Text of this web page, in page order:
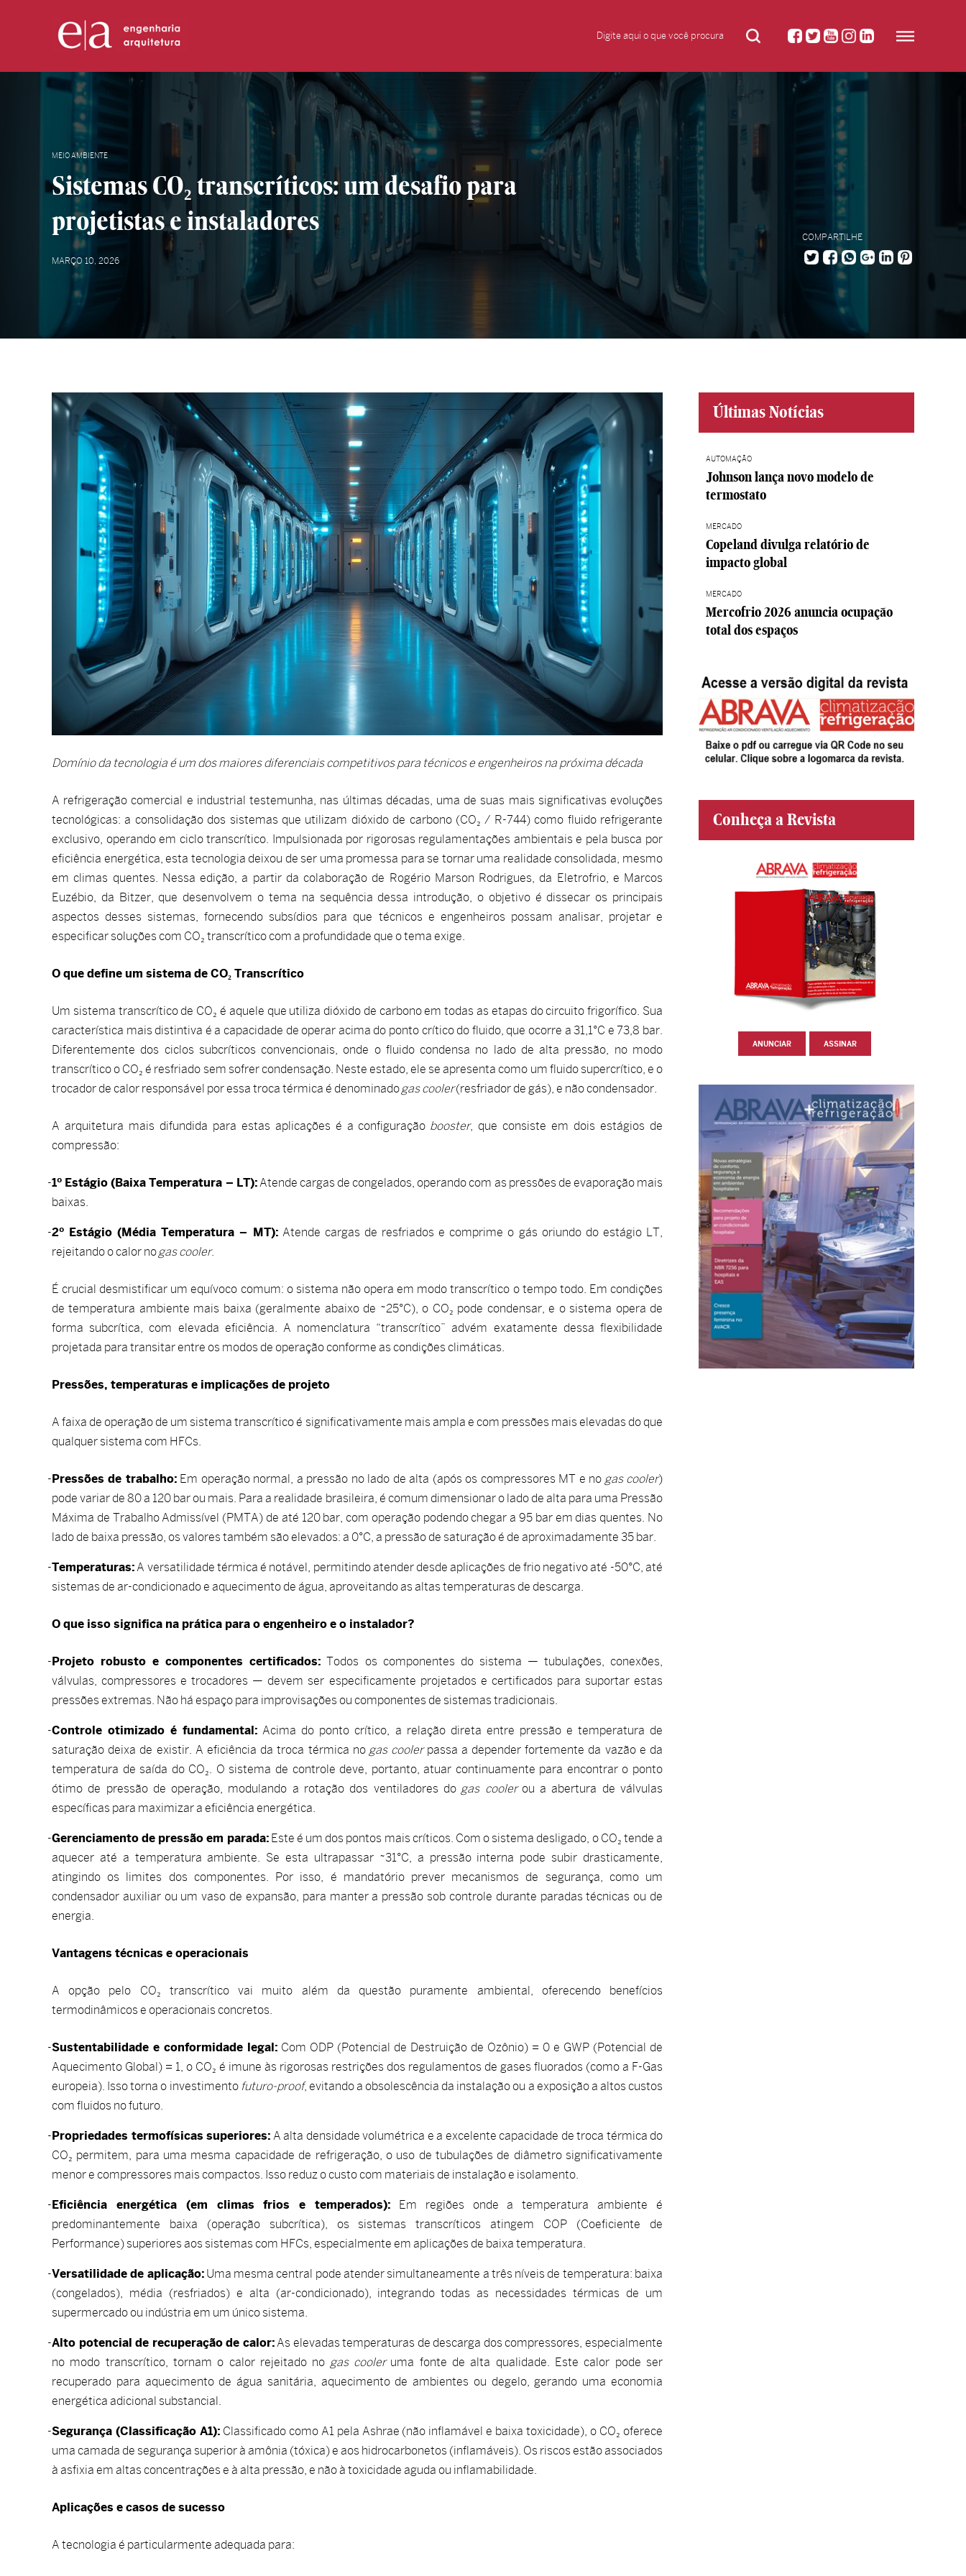
MEIO AMBIENTE
Sistemas CO₂ transcríticos: um desafio para
projetistas e instaladores
MARÇO 10, 2026
COMPARTILHE
Domínio da tecnologia é um dos maiores diferenciais competitivos para técnicos e engenheiros na próxima década
A refrigeração comercial e industrial testemunha, nas últimas décadas, uma de suas mais significativas evoluções
tecnológicas: a consolidação dos sistemas que utilizam dióxido de carbono (CO₂ / R-744) como fluido refrigerante
exclusivo, operando em ciclo transcrítico. Impulsionada por rigorosas regulamentações ambientais e pela busca por
eficiência energética, esta tecnologia deixou de ser uma promessa para se tornar uma realidade consolidada, mesmo
em climas quentes. Nessa edição, a partir da colaboração de Rogério Marson Rodrigues, da Eletrofrio, e Marcos
Euzébio, da Bitzer, que desenvolvem o tema na sequência dessa introdução, o objetivo é dissecar os principais
aspectos desses sistemas, fornecendo subsídios para que técnicos e engenheiros possam analisar, projetar e
especificar soluções com CO₂ transcrítico com a profundidade que o tema exige.
O que define um sistema de CO₂ Transcrítico
Um sistema transcrítico de CO₂ é aquele que utiliza dióxido de carbono em todas as etapas do circuito frigorífico. Sua
característica mais distintiva é a capacidade de operar acima do ponto crítico do fluido, que ocorre a 31,1°C e 73,8 bar.
Diferentemente dos ciclos subcríticos convencionais, onde o fluido condensa no lado de alta pressão, no modo
transcrítico o CO₂ é resfriado sem sofrer condensação. Neste estado, ele se apresenta como um fluido supercrítico, e o
trocador de calor responsável por essa troca térmica é denominadogas cooler(resfriador de gás), e não condensador.
A arquitetura mais difundida para estas aplicações é a configuração booster, que consiste em dois estágios de
compressão:
1º Estágio (Baixa Temperatura – LT): Atende cargas de congelados, operando com as pressões de evaporação mais
baixas.
2º Estágio (Média Temperatura – MT): Atende cargas de resfriados e comprime o gás oriundo do estágio LT,
rejeitando o calor nogas cooler.
É crucial desmistificar um equívoco comum: o sistema não opera em modo transcrítico o tempo todo. Em condições
de temperatura ambiente mais baixa (geralmente abaixo de ~25°C), o CO₂ pode condensar, e o sistema opera de
forma subcrítica, com elevada eficiência. A nomenclatura “transcrítico” advém exatamente dessa flexibilidade
projetada para transitar entre os modos de operação conforme as condições climáticas.
Pressões, temperaturas e implicações de projeto
A faixa de operação de um sistema transcrítico é significativamente mais ampla e com pressões mais elevadas do que
qualquer sistema com HFCs.
Pressões de trabalho: Em operação normal, a pressão no lado de alta (após os compressores MT e no gas cooler)
pode variar de 80 a 120 bar ou mais. Para a realidade brasileira, é comum dimensionar o lado de alta para uma Pressão
Máxima de Trabalho Admissível (PMTA) de até 120 bar, com operação podendo chegar a 95 bar em dias quentes. No
lado de baixa pressão, os valores também são elevados: a 0°C, a pressão de saturação é de aproximadamente 35 bar.
Temperaturas: A versatilidade térmica é notável, permitindo atender desde aplicações de frio negativo até -50°C, até
sistemas de ar-condicionado e aquecimento de água, aproveitando as altas temperaturas de descarga.
O que isso significa na prática para o engenheiro e o instalador?
Projeto robusto e componentes certificados: Todos os componentes do sistema — tubulações, conexões,
válvulas, compressores e trocadores — devem ser especificamente projetados e certificados para suportar estas
pressões extremas. Não há espaço para improvisações ou componentes de sistemas tradicionais.
Controle otimizado é fundamental: Acima do ponto crítico, a relação direta entre pressão e temperatura de
saturação deixa de existir. A eficiência da troca térmica no gas coolerpassa a depender fortemente da vazão e da
temperatura de saída do CO₂. O sistema de controle deve, portanto, atuar continuamente para encontrar o ponto
ótimo de pressão de operação, modulando a rotação dos ventiladores do gas coolerou a abertura de válvulas
específicas para maximizar a eficiência energética.
Gerenciamento de pressão em parada: Este é um dos pontos mais críticos. Com o sistema desligado, o CO₂ tende a
aquecer até a temperatura ambiente. Se esta ultrapassar ~31°C, a pressão interna pode subir drasticamente,
atingindo os limites dos componentes. Por isso, é mandatório prever mecanismos de segurança, como um
condensador auxiliar ou um vaso de expansão, para manter a pressão sob controle durante paradas técnicas ou de
energia.
Vantagens técnicas e operacionais
A opção pelo CO₂ transcrítico vai muito além da questão puramente ambiental, oferecendo benefícios
termodinâmicos e operacionais concretos.
Sustentabilidade e conformidade legal: Com ODP (Potencial de Destruição de Ozônio) = 0 e GWP (Potencial de
Aquecimento Global) = 1, o CO₂ é imune às rigorosas restrições dos regulamentos de gases fluorados (como a F-Gas
europeia). Isso torna o investimento futuro-proof, evitando a obsolescência da instalação ou a exposição a altos custos
com fluidos no futuro.
Propriedades termofísicas superiores: A alta densidade volumétrica e a excelente capacidade de troca térmica do
CO₂ permitem, para uma mesma capacidade de refrigeração, o uso de tubulações de diâmetro significativamente
menor e compressores mais compactos. Isso reduz o custo com materiais de instalação e isolamento.
Eficiência energética (em climas frios e temperados): Em regiões onde a temperatura ambiente é
predominantemente baixa (operação subcrítica), os sistemas transcríticos atingem COP (Coeficiente de
Performance) superiores aos sistemas com HFCs, especialmente em aplicações de baixa temperatura.
Versatilidade de aplicação: Uma mesma central pode atender simultaneamente a três níveis de temperatura: baixa
(congelados), média (resfriados) e alta (ar-condicionado), integrando todas as necessidades térmicas de um
supermercado ou indústria em um único sistema.
Alto potencial de recuperação de calor: As elevadas temperaturas de descarga dos compressores, especialmente
no modo transcrítico, tornam o calor rejeitado no gas cooleruma fonte de alta qualidade. Este calor pode ser
recuperado para aquecimento de água sanitária, aquecimento de ambientes ou degelo, gerando uma economia
energética adicional substancial.
Segurança (Classificação A1): Classificado como A1 pela Ashrae (não inflamável e baixa toxicidade), o CO₂ oferece
uma camada de segurança superior à amônia (tóxica) e aos hidrocarbonetos (inflamáveis). Os riscos estão associados
à asfixia em altas concentrações e à alta pressão, e não à toxicidade aguda ou inflamabilidade.
Aplicações e casos de sucesso
A tecnologia é particularmente adequada para:
Últimas Notícias
AUTOMAÇÃO
Johnson lança novo modelo de
termostato
MERCADO
Copeland divulga relatório de
impacto global
MERCADO
Mercofrio 2026 anuncia ocupação
total dos espaços
Conheça a Revista
ANUNCIAR ASSINAR